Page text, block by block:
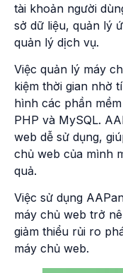
tài khoản người
sở dữ liệu, quản lý
quản lý dịch vụ.
Việc quản lý máy
kiệm thời gian nhờ
hình các phần
PHP và MySQL.
web dễ sử dụng,
chủ web của mình
quả.
Việc sử dụng
máy chủ web trở
giảm thiểu rủi ro
máy chủ web.